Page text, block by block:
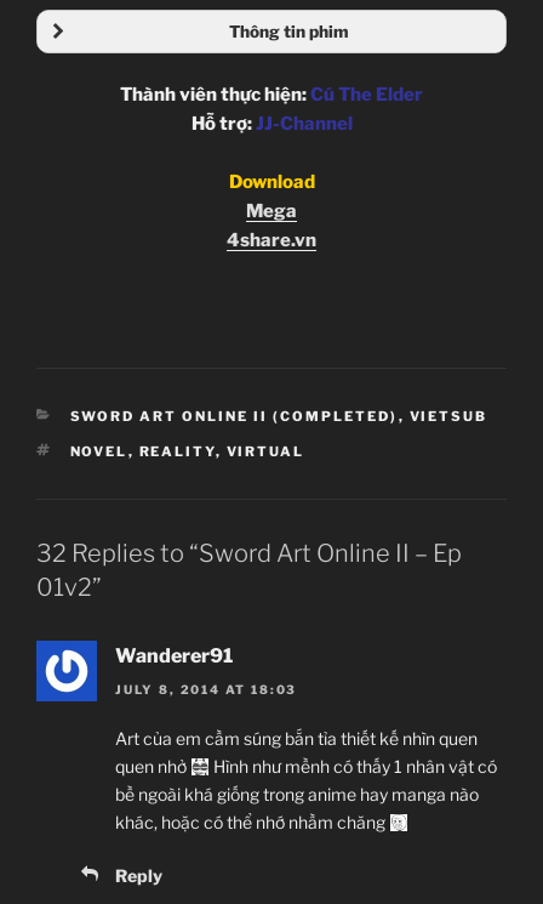
Thông tin phim
Thành viên thực hiện:Cú The Elder
Hỗ trợ:JJ-Channel
Download
Mega
4share.vn
CATEGORIES
SWORD ART ONLINE II (COMPLETED) , VIETSUB
TAGS
NOVEL , REALITY, VIRTUAL
32 Replies to “Sword Art Online II – Ep
01v2”
Wanderer91
JULY 8, 2014 AT 18:03
Art của em cầm súng bắn tỉa thiết kế nhìn quen
quen nhở
Hình như mềnh có thấy 1 nhân vật có
bề ngoài khá giống trong anime hay manga nào
khác, hoặc có thể nhớ nhầm chăng
Reply